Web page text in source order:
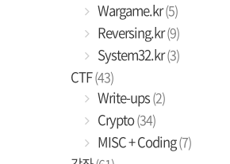
Wargame.kr(5)
Reversing.kr(9)
System32.kr(3)
CTF(43)
Write-ups(2)
Crypto(34)
MISC + Coding(7)